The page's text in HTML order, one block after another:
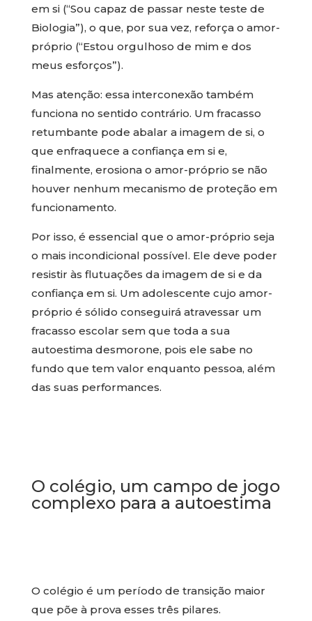
em si (“Sou capaz de passar neste teste de
Biologia”), o que, por sua vez, reforça o amor-
próprio (“Estou orgulhoso de mim e dos
meus esforços”).
Mas atenção: essa interconexão também
funciona no sentido contrário. Um fracasso
retumbante pode abalar a imagem de si, o
que enfraquece a confiança em si e,
finalmente, erosiona o amor-próprio se não
houver nenhum mecanismo de proteção em
funcionamento.
Por isso, é essencial que o amor-próprio seja
o mais incondicional possível. Ele deve poder
resistir às flutuações da imagem de si e da
confiança em si. Um adolescente cujo amor-
próprio é sólido conseguirá atravessar um
fracasso escolar sem que toda a sua
autoestima desmorone, pois ele sabe no
fundo que tem valor enquanto pessoa, além
das suas performances.
O colégio, um campo de jogo
complexo para a autoestima
O colégio é um período de transição maior
que põe à prova esses três pilares.